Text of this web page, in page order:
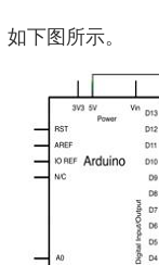
下图所示。